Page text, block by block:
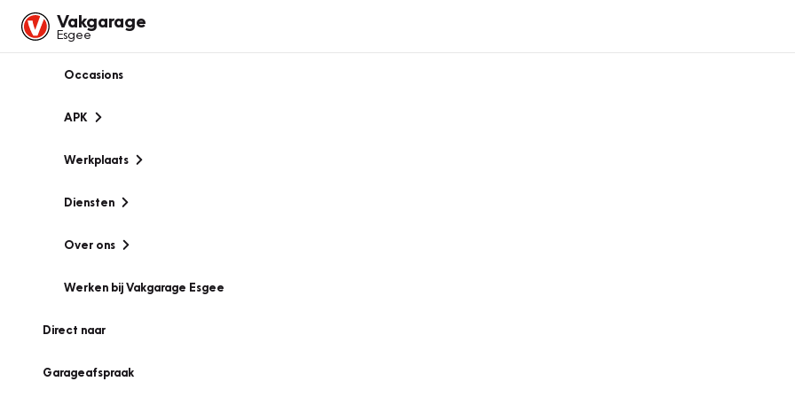
Vakgarage
Esgee
Occasions
APK
Werkplaats
Diensten
Over ons
Werken bij Vakgarage Esgee
Direct naar
Garageafspraak